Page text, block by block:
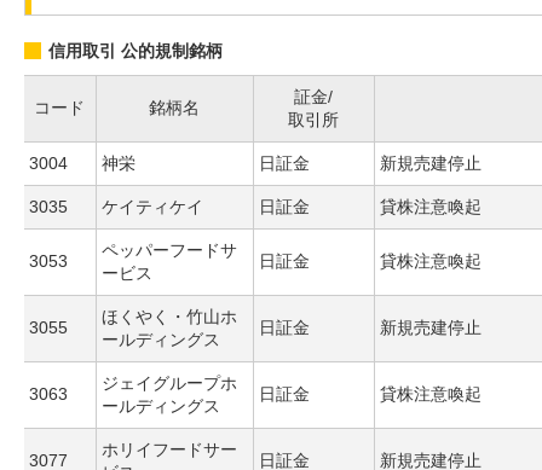
信用取引 公的規制銘柄
コード 銘柄名
証金/
取引所
3004 神栄 日証金 新規売建停止
3035 ケイティケイ 日証金 貸株注意喚起
3053
ペッパーフードサ
ービス
日証金 貸株注意喚起
3055
ほくやく・竹山ホ
ールディングス
日証金 新規売建停止
3063
ジェイグループホ
ールディングス
日証金 貸株注意喚起
3077
ホリイフードサー
日証金 新規売建停止